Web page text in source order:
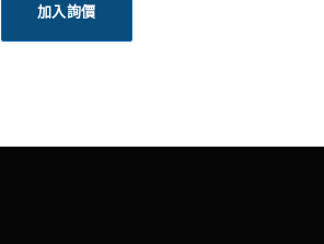
加入詢價